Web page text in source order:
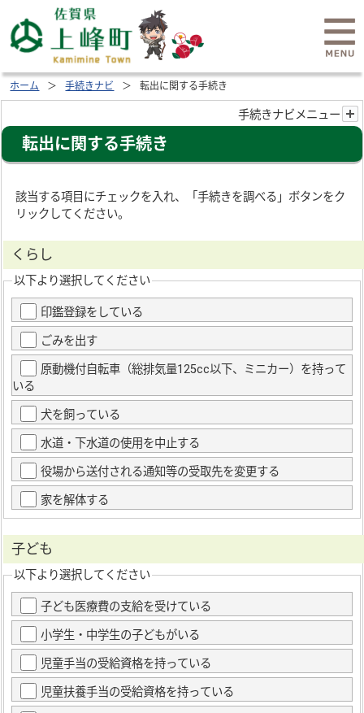
ホーム 手続きナビ 転出に関する手続き
手続きナビメニュー
転出に関する手続き
該当する項目にチェックを入れ、「手続きを調べる」ボタンをク
リックしてください。
くらし
以下より選択してください
印鑑登録をしている
ごみを出す
原動機付自転車（総排気量125cc以下、ミニカー）を持って
いる
犬を飼っている
水道・下水道の使用を中止する
役場から送付される通知等の受取先を変更する
家を解体する
子ども
以下より選択してください
子ども医療費の支給を受けている
小学生・中学生の子どもがいる
児童手当の受給資格を持っている
児童扶養手当の受給資格を持っている